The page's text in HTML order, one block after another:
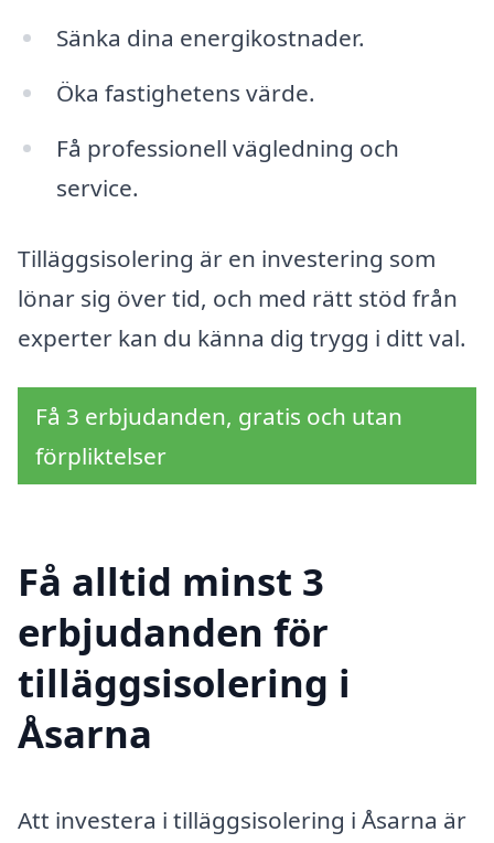
Sänka dina energikostnader.
Öka fastighetens värde.
Få professionell vägledning och
service.
Tilläggsisolering är en investering som
lönar sig över tid, och med rätt stöd från
experter kan du känna dig trygg i ditt val.
Få 3 erbjudanden, gratis och utan
förpliktelser
Få alltid minst 3
erbjudanden för
tilläggsisolering i
Åsarna
Att investera i tilläggsisolering i Åsarna är